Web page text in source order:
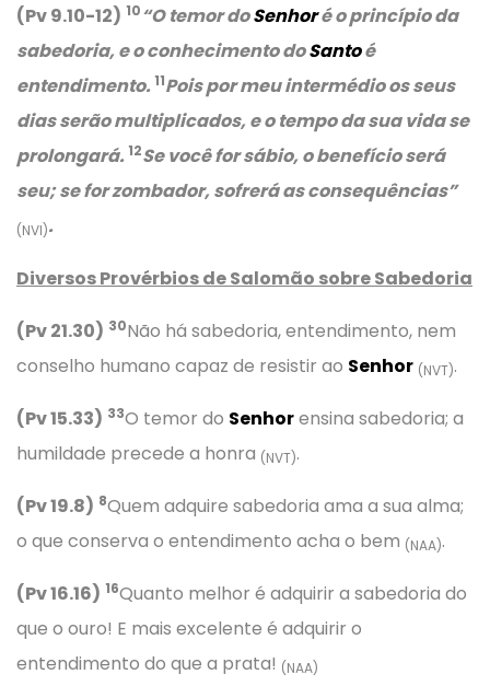
(Pv 9.10-12) 10“O temor doSenhoré o princípio da
sabedoria, e o conhecimento doSantoé
entendimento.11Pois por meu intermédio os seus
dias serão multiplicados, e o tempo da sua vida se
prolongará.12Se você for sábio, o benefício será
seu; se for zombador, sofrerá as consequências”
(NVI).
Diversos Provérbios de Salomão sobre Sabedoria
(Pv 21.30) 30Não há sabedoria, entendimento, nem
conselho humano capaz de resistir ao Senhor (NVT).
(Pv 15.33) 33O temor do Senhorensina sabedoria; a
humildade precede a honra (NVT).
(Pv 19.8) 8Quem adquire sabedoria ama a sua alma;
o que conserva o entendimento acha o bem (NAA).
(Pv 16.16) 16Quanto melhor é adquirir a sabedoria do
que o ouro! E mais excelente é adquirir o
entendimento do que a prata! (NAA)